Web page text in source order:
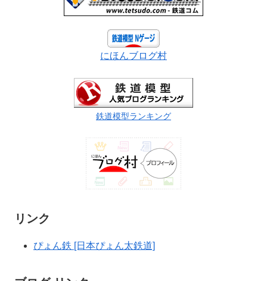
にほんブログ村
鉄道模型ランキング
リンク
ぴょん鉄 [日本ぴょん太鉄道]